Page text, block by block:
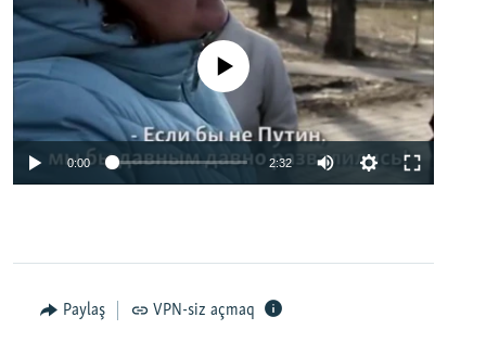
No media source currently available
0:00 2:32
Paylaş VPN-siz açmaq